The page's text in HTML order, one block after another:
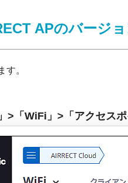
APのバージ
す。
>「WiFi」>「アクセス